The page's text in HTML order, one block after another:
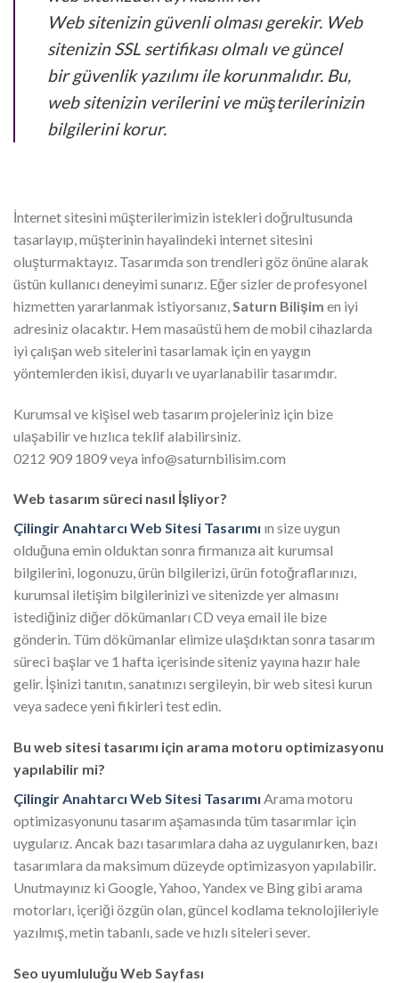
Web sitenizin güvenli olması gerekir. Web
sitenizin SSL sertifikası olmalı ve güncel
bir güvenlik yazılımı ile korunmalıdır. Bu,
web sitenizin verilerini ve müşterilerinizin
bilgilerini korur.
İnternet sitesini müşterilerimizin istekleri doğrultusunda
tasarlayıp, müşterinin hayalindeki internet sitesini
oluşturmaktayız. Tasarımda son trendleri göz önüne alarak
üstün kullanıcı deneyimi sunarız. Eğer sizler de profesyonel
hizmetten yararlanmak istiyorsanız, Saturn Bilişim en iyi
adresiniz olacaktır. Hem masaüstü hem de mobil cihazlarda
iyi çalışan web sitelerini tasarlamak için en yaygın
yöntemlerden ikisi, duyarlı ve uyarlanabilir tasarımdır.
Kurumsal ve kişisel web tasarım projeleriniz için bize
ulaşabilir ve hızlıca teklif alabilirsiniz.
0212 909 1809 veya info@saturnbilisim.com
Web tasarım süreci nasıl İşliyor?
Çilingir Anahtarcı Web Sitesi Tasarımı ın size uygun
olduğuna emin olduktan sonra firmanıza ait kurumsal
bilgilerini, logonuzu, ürün bilgilerizi, ürün fotoğraflarınızı,
kurumsal iletişim bilgilerinizi ve sitenizde yer almasını
istediğiniz diğer dökümanları CD veya email ile bize
gönderin. Tüm dökümanlar elimize ulaşdıktan sonra tasarım
süreci başlar ve 1 hafta içerisinde siteniz yayına hazır hale
gelir. İşinizi tanıtın, sanatınızı sergileyin, bir web sitesi kurun
veya sadece yeni fikirleri test edin.
Bu web sitesi tasarımı için arama motoru optimizasyonu
yapılabilir mi?
Çilingir Anahtarcı Web Sitesi Tasarımı Arama motoru
optimizasyonunu tasarım aşamasında tüm tasarımlar için
uygularız. Ancak bazı tasarımlara daha az uygulanırken, bazı
tasarımlara da maksimum düzeyde optimizasyon yapılabilir.
Unutmayınız ki Google, Yahoo, Yandex ve Bing gibi arama
motorları, içeriği özgün olan, güncel kodlama teknolojileriyle
yazılmış, metin tabanlı, sade ve hızlı siteleri sever.
Seo uyumluluğu Web Sayfası